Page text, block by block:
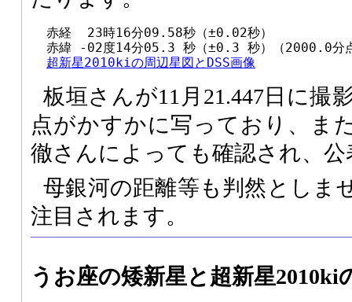
  赤経  23時16分09.58秒（±0.02秒）
赤緯 -02度14分05.3 秒（±0.3 秒）（2000.0分
超新星2010kiの周辺星図とDSS画像
板垣さんが11月21.447日に撮
点がかすかに写っており、ま
徹さんによっても確認され、
母銀河の距離等も判然としま
注目されます。
うお座の矮新星と超新星2010ki